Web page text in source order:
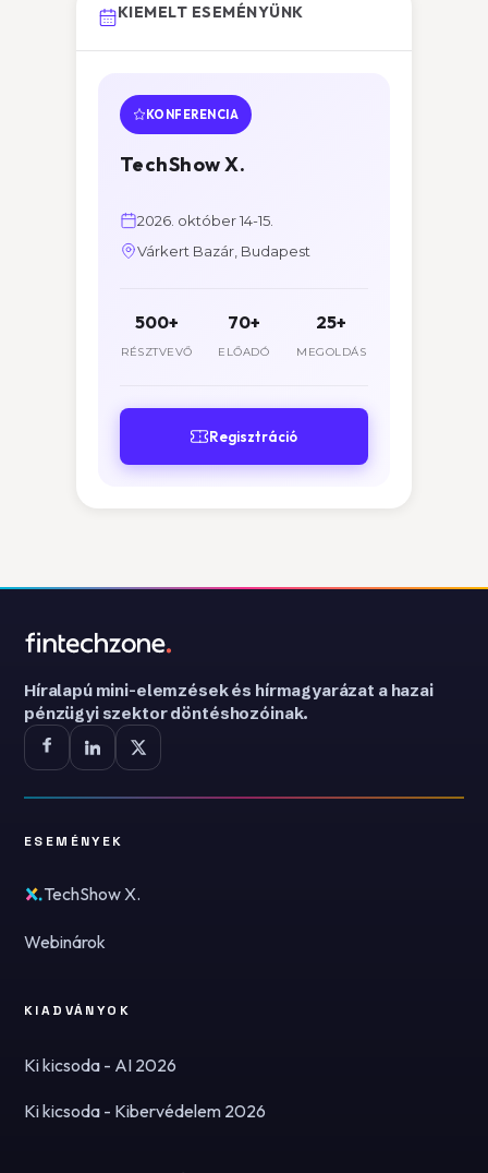
KIEMELT ESEMÉNYÜNK
KONFERENCIA
TechShow X.
2026. október 14-15.
Várkert Bazár, Budapest
500+
RÉSZTVEVŐ
70+
ELŐADÓ
25+
MEGOLDÁS
Regisztráció
Híralapú mini-elemzések és hírmagyarázat a hazai
pénzügyi szektor döntéshozóinak.
ESEMÉNYEK
TechShow X.
Webinárok
KIADVÁNYOK
Ki kicsoda - AI 2026
Ki kicsoda - Kibervédelem 2026